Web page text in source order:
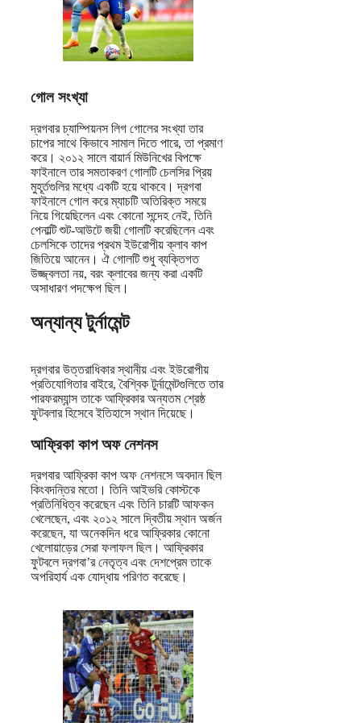
গোল সংখ্যা
দ্রগবার চ্যাম্পিয়নস লিগ গোলের সংখ্যা তার
চাপের সাথে কিভাবে সামাল দিতে পারে, তা প্রমাণ
করে। ২০১২ সালে বায়ার্ন মিউনিখের বিপক্ষে
ফাইনালে তার সমতাকরণ গোলটি চেলসির প্রিয়
মুহূর্তগুলির মধ্যে একটি হয়ে থাকবে। দ্রগবা
ফাইনালে গোল করে ম্যাচটি অতিরিক্ত সময়ে
নিয়ে গিয়েছিলেন এবং কোনো সন্দেহ নেই, তিনি
পেনাল্টি শুট-আউটে জয়ী গোলটি করেছিলেন এবং
চেলসিকে তাদের প্রথম ইউরোপীয় ক্লাব কাপ
জিতিয়ে আনেন। ঐ গোলটি শুধু ব্যক্তিগত
উজ্জ্বলতা নয়, বরং ক্লাবের জন্য করা একটি
অসাধারণ পদক্ষেপ ছিল।
অন্যান্য টুর্নামেন্ট
দ্রগবার উত্তরাধিকার স্থানীয় এবং ইউরোপীয়
প্রতিযোগিতার বাইরে, বৈশ্বিক টুর্নামেন্টগুলিতে তার
পারফরম্যান্স তাকে আফ্রিকার অন্যতম শ্রেষ্ঠ
ফুটবলার হিসেবে ইতিহাসে স্থান দিয়েছে।
আফ্রিকা কাপ অফ নেশনস
দ্রগবার আফ্রিকা কাপ অফ নেশনসে অবদান ছিল
কিংবদন্তির মতো। তিনি আইভরি কোস্টকে
প্রতিনিধিত্ব করেছেন এবং তিনি চারটি আফকন
খেলেছেন, এবং ২০১২ সালে দ্বিতীয় স্থান অর্জন
করেছেন, যা অনেকদিন ধরে আফ্রিকার কোনো
খেলোয়াড়ের সেরা ফলাফল ছিল। আফ্রিকার
ফুটবলে দ্রগবা’র নেতৃত্ব এবং দেশপ্রেম তাকে
অপরিহার্য এক যোদ্ধায় পরিণত করেছে।